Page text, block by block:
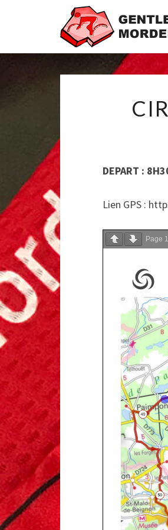
DEPART :
Lien GPS :
Page 1